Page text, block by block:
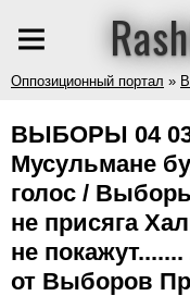
Оппозиционный портал »
ВЫБОРЫ 04
Мусульмане
голос /
не присяга
не
от Выборов